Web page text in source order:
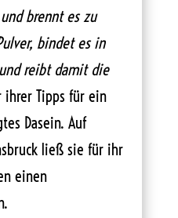
brennt es zu
bindet es in
reibt damit die
ihrer Tipps für ein
Dasein. Auf
ließ sie für ihr
einen